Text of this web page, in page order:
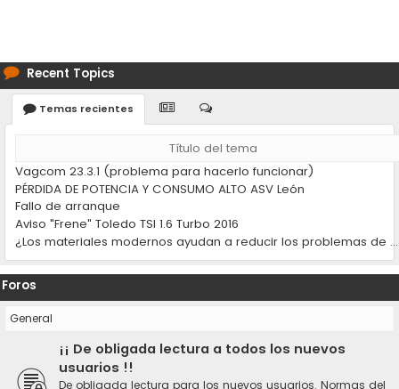
Recent Topics
Temas recientes
Título del tema
Vagcom 23.3.1 (problema para hacerlo funcionar)
PÉRDIDA DE POTENCIA Y CONSUMO ALTO ASV León
Fallo de arranque
Aviso "Frene" Toledo TSI 1.6 Turbo 2016
¿Los materiales modernos ayudan a reducir los problemas de desgaste en los coches?
Foros
General
¡¡ De obligada lectura a todos los nuevos
usuarios !!
De obligada lectura para los nuevos usuarios. Normas del